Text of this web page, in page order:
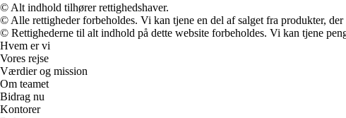
© Alt indhold tilhører rettighedshaver.
© Alle rettigheder forbeholdes. Vi kan tjene en del af salget fra produkter,
© Rettighederne til alt indhold på dette website forbeholdes. Vi kan tjene
Hvem er vi
Vores rejse
Værdier og mission
Om teamet
Bidrag nu
Kontorer